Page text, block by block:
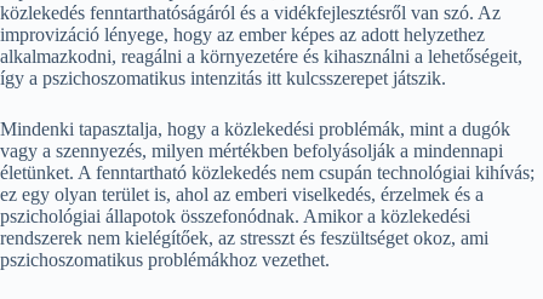
közlekedés fenntarthatóságáról és a vidékfejlesztésről van szó. Az
improvizáció lényege, hogy az ember képes az adott helyzethez
alkalmazkodni, reagálni a környezetére és kihasználni a lehetőségeit,
így a pszichoszomatikus intenzitás itt kulcsszerepet játszik.
Mindenki tapasztalja, hogy a közlekedési problémák, mint a dugók
vagy a szennyezés, milyen mértékben befolyásolják a mindennapi
életünket. A fenntartható közlekedés nem csupán technológiai kihívás;
ez egy olyan terület is, ahol az emberi viselkedés, érzelmek és a
pszichológiai állapotok összefonódnak. Amikor a közlekedési
rendszerek nem kielégítőek, az stresszt és feszültséget okoz, ami
pszichoszomatikus problémákhoz vezethet.